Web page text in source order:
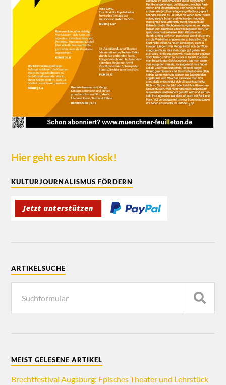
Hier geht es zum Kiosk!
KULTURJOURNALISMUS FÖRDERN
ARTIKELSUCHE
MEIST GELESENE ARTIKEL
Brechtfestival Augsburg: Episches Theater und Lehrstück